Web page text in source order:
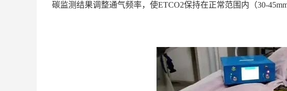
碳监测结果调整通气频率，使ETCO2保持在正常范围内（30-